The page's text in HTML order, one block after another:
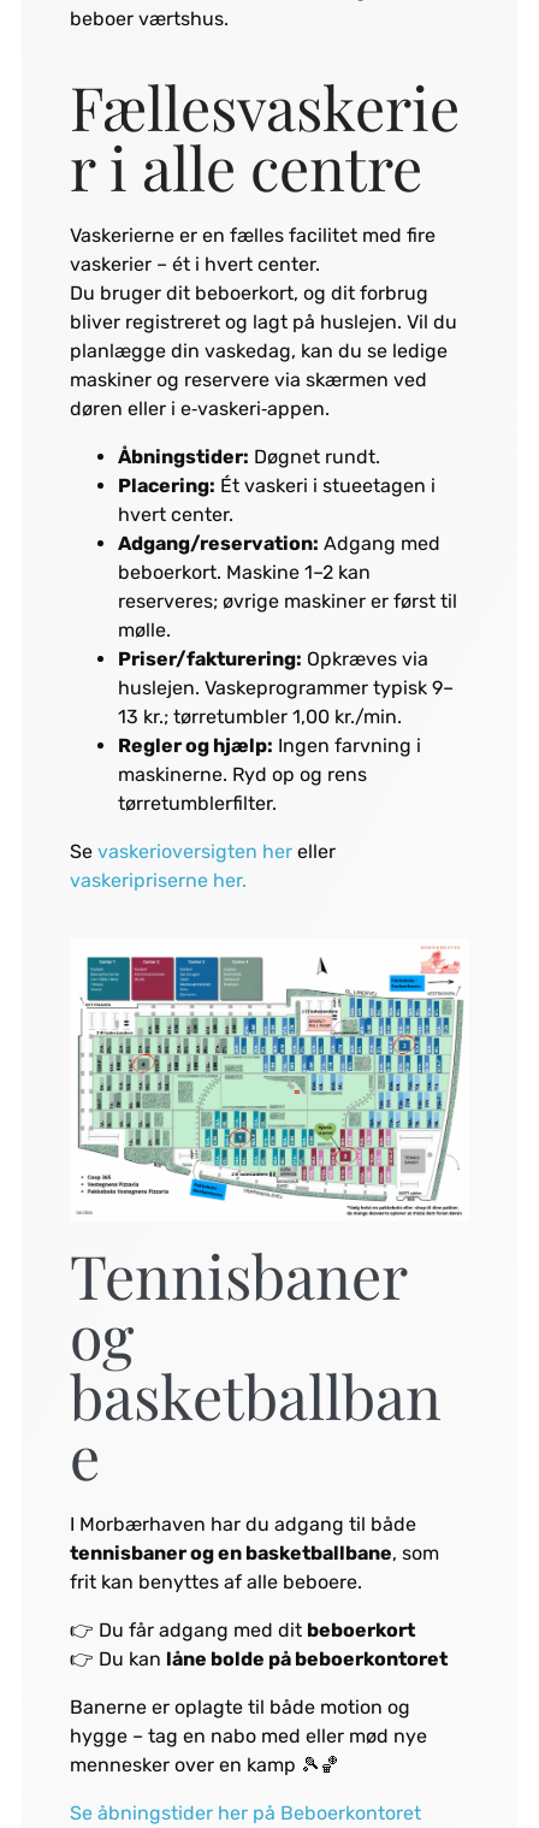
beboer værtshus.
Fællesvaskerie
r i alle centre
Vaskerierne er en fælles facilitet med fire
vaskerier – ét i hvert center.
Du bruger dit beboerkort, og dit forbrug
bliver registreret og lagt på huslejen. Vil du
planlægge din vaskedag, kan du se ledige
maskiner og reservere via skærmen ved
døren eller i e‑vaskeri‑appen.
Åbningstider: Døgnet rundt.
Placering: Ét vaskeri i stueetagen i
hvert center.
Adgang/reservation: Adgang med
beboerkort. Maskine 1–2 kan
reserveres; øvrige maskiner er først til
mølle.
Priser/fakturering: Opkræves via
huslejen. Vaskeprogrammer typisk 9–
13 kr.; tørretumbler 1,00 kr./min.
Regler og hjælp: Ingen farvning i
maskinerne. Ryd op og rens
tørretumblerfilter.
Se vaskerioversigten hereller
vaskeripriserne her.
Tennisbaner
og
basketballban
e
I Morbærhaven har du adgang til både
tennisbaner og en basketballbane, som
frit kan benyttes af alle beboere.
👉 Du får adgang med dit beboerkort
👉 Du kan låne bolde på beboerkontoret
Banerne er oplagte til både motion og
hygge – tag en nabo med eller mød nye
mennesker over en kamp 🎾🏀
Se åbningstider her på Beboerkontoret